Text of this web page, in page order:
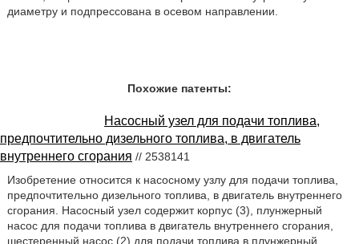
диаметру и подпрессована в осевом направлении.
Похожие патенты:
Насосный узел для подачи топлива,
предпочтительно дизельного топлива, в двигатель
внутреннего сгорания // 2538141
Изобретение относится к насосному узлу для подачи топлива,
предпочтительно дизельного топлива, в двигатель внутреннего
сгорания. Насосный узел содержит корпус (3), плунжерный
насос для подачи топлива в двигатель внутреннего сгорания,
шестеренный насос (2) для подачи топлива в плунжерный